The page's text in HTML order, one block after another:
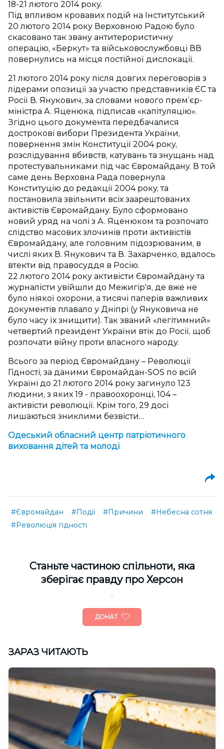
18-21 лютого 2014 року.
Під впливом кровавих подій на Інститутський
20 лютого 2014 року Верховною Радою було
скасовано так звану антитерористичну
операцію, «Беркут» та військовослужбовці ВВ
повернулись на місця постійної дислокації.
21 лютого 2014 року після довгих переговорів з
лідерами опозиції за участю представників ЄС та
Росії В. Янукович, за словами нового прем’єр-
міністра А. Яценюка, підписав «капітуляцію».
Згідно цього документа передбачалися
дострокові вибори Президента України,
повернення змін Конституції 2004 року,
розслідування вбивств, катувань та знущань над
протестувальниками під час Євромайдану. В той
саме день Верховна Рада повернула
Конституцію до редакції 2004 року, та
постановила звільнити всіх заарештованих
активістів Євромайдану. Було сформовано
новий уряд на чолі з А. Яценюком та розпочато
слідство масових злочинів проти активістів
Євромайдану, але головним підозрюваним, в
числі яких В. Янукович та В. Захарченко, вдалось
втекти від правосуддя в Росію.
22 лютого 2014 року активісти Євромайдану та
журналісти увійшли до Межигір'я, де вже не
було ніякої охорони, а тисячі паперів важливих
документів плавало у Дніпрі (у Януковича не
було часу їх знищити). Так званий «легітимний»
четвертий президент України втік до Росії, щоб
розпочати війну проти власного народу.
Всього за період Євромайдану – Революції
Гідності, за даними Євромайдан-SOS по всій
Україні до 21 лютого 2014 року загинуло 123
людини, з яких 19 - правоохоронці, 104 –
активісти революції. Крім того, 29 досі
лишаються зниклими безвісти…
Одеський обласний центр патріотичного
виховання дітей та молоді
#Євромайдан #Події #Причини
#Небесна сотня
#Революція гідності
Cтаньте частиною спільноти, яка
зберігає правду про Херсон
ДОНАТ
ЗАРАЗ ЧИТАЮТЬ